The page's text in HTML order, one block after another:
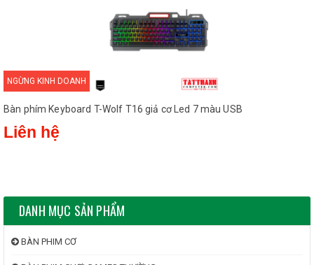
NGỪNG KINH DOANH
Bàn phím Keyboard T-Wolf T16 giả cơ Led 7 màu USB
Liên hệ
DANH MỤC SẢN PHẨM
BÀN PHIM CƠ